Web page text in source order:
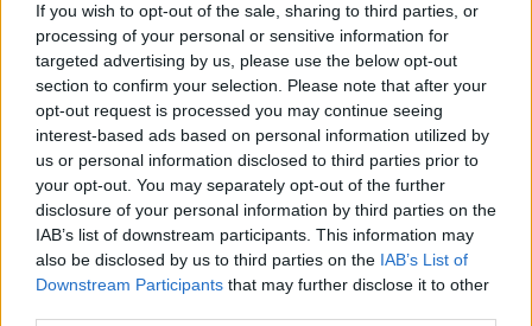
If you wish to opt-out of the sale, sharing to third parties, or
processing of your personal or sensitive information for
targeted advertising by us, please use the below opt-out
section to confirm your selection. Please note that after your
opt-out request is processed you may continue seeing
interest-based ads based on personal information utilized by
us or personal information disclosed to third parties prior to
your opt-out. You may separately opt-out of the further
disclosure of your personal information by third parties on the
IAB’s list of downstream participants. This information may
also be disclosed by us to third parties on the IAB’s List of
Downstream Participants that may further disclose it to other
ΠΕΡΙΣΣΌΤΕΡΑ ΣΕ ΑΥΤΉ ΤΗΝ ΚΑΤΗΓΟΡΊΑ